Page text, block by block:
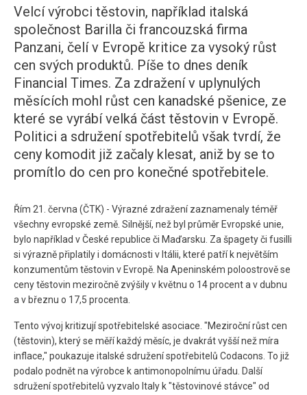
Velcí výrobci těstovin, například italská
společnost Barilla či francouzská firma
Panzani, čelí v Evropě kritice za vysoký růst
cen svých produktů. Píše to dnes deník
Financial Times. Za zdražení v uplynulých
měsících mohl růst cen kanadské pšenice, ze
které se vyrábí velká část těstovin v Evropě.
Politici a sdružení spotřebitelů však tvrdí, že
ceny komodit již začaly klesat, aniž by se to
promítlo do cen pro konečné spotřebitele.
Řím 21. června (ČTK) - Výrazné zdražení zaznamenaly téměř
všechny evropské země. Silnější, než byl průměr Evropské unie,
bylo například v České republice či Maďarsku. Za špagety či fusilli
si výrazně připlatily i domácnosti v Itálii, které patří k největším
konzumentům těstovin v Evropě. Na Apeninském poloostrově se
ceny těstovin meziročně zvýšily v květnu o 14 procent a v dubnu
a v březnu o 17,5 procenta.
Tento vývoj kritizují spotřebitelské asociace. "Meziroční růst cen
(těstovin), který se měří každý měsíc, je dvakrát vyšší než míra
inflace," poukazuje italské sdružení spotřebitelů Codacons. To již
podalo podnět na výrobce k antimonopolnímu úřadu. Další
sdružení spotřebitelů vyzvalo Italy k "těstovinové stávce" od